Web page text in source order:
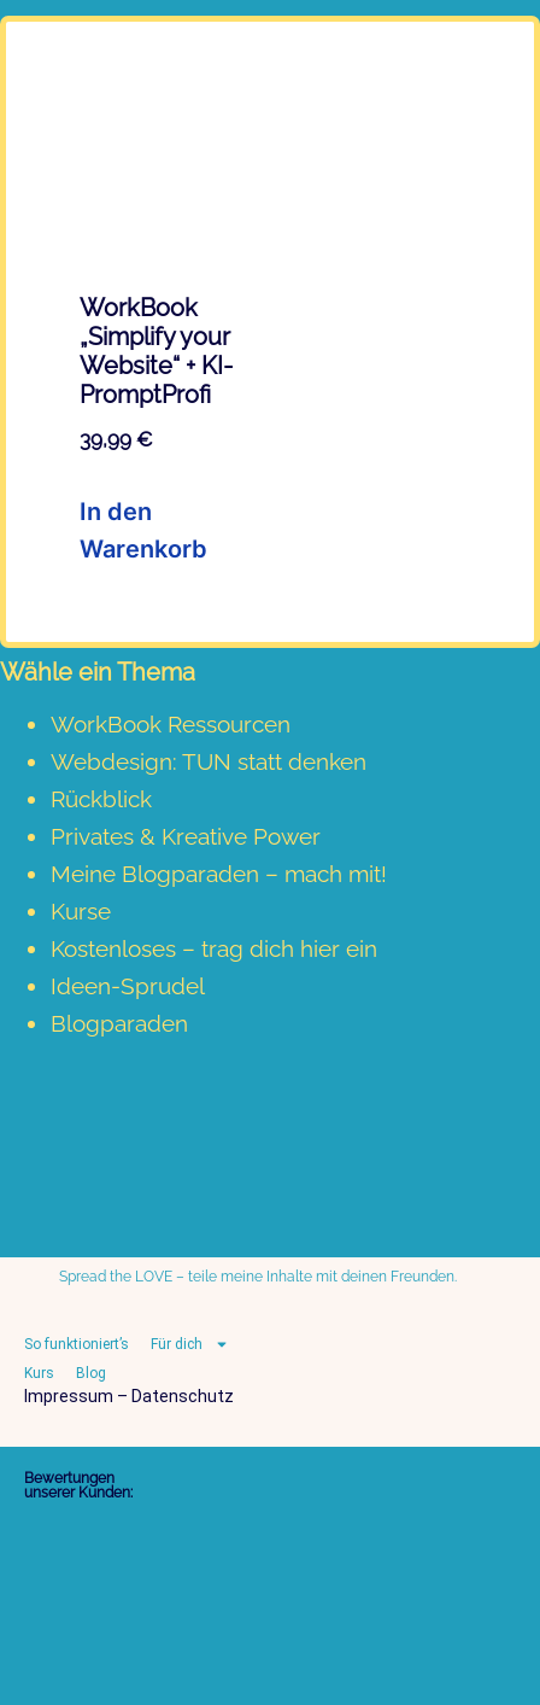
WorkBook
„Simplify your
Website“ + KI-
PromptProfi
39,99 €
In den
Warenkorb
Wähle ein Thema
WorkBook Ressourcen
Webdesign: TUN statt denken
Rückblick
Privates & Kreative Power
Meine Blogparaden – mach mit!
Kurse
Kostenloses – trag dich hier ein
Ideen-Sprudel
Blogparaden
Spread the LOVE – teile meine Inhalte mit deinen Freunden.
So funktioniert’s
Für dich
Kurs
Blog
Impressum – Datenschutz
Bewertungen
unserer Kunden: